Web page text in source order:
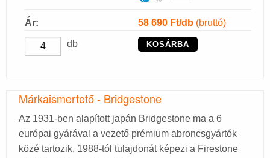
Ár: 58 690 Ft/db (bruttó)
db KOSÁRBA
Márkaismertető - Bridgestone
Az 1931-ben alapított japán Bridgestone ma a 6
európai gyárával a vezető prémium abroncsgyártók
közé tartozik. 1988-tól tulajdonát képezi a Firestone